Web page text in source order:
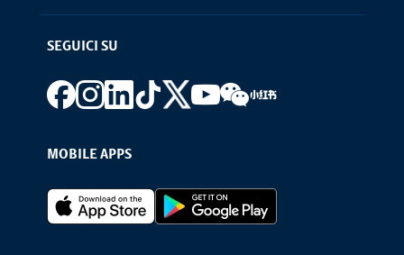
SEGUICI SU
Footer social
MOBILE APPS
Footer Apps